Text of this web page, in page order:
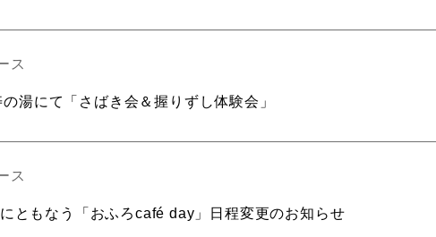
ス
湯にて「さばき会＆握りずし体験会」
ス
ともなう「おふろcafé day」日程変更のお知らせ